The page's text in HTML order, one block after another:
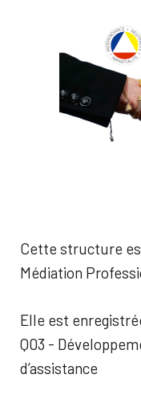
Cette structure
Médiation
Elle est
Q03 -
d’assistance